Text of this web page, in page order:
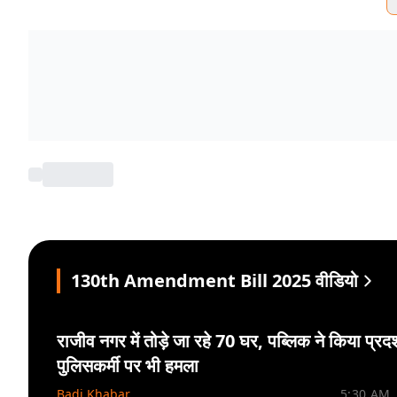
130th Amendment Bill 2025 वीडियो
राजी‍व नगर में तोड़े जा रहे 70 घर, पब्लिक ने किया
पुलिसकर्मी पर भी हम‍ला